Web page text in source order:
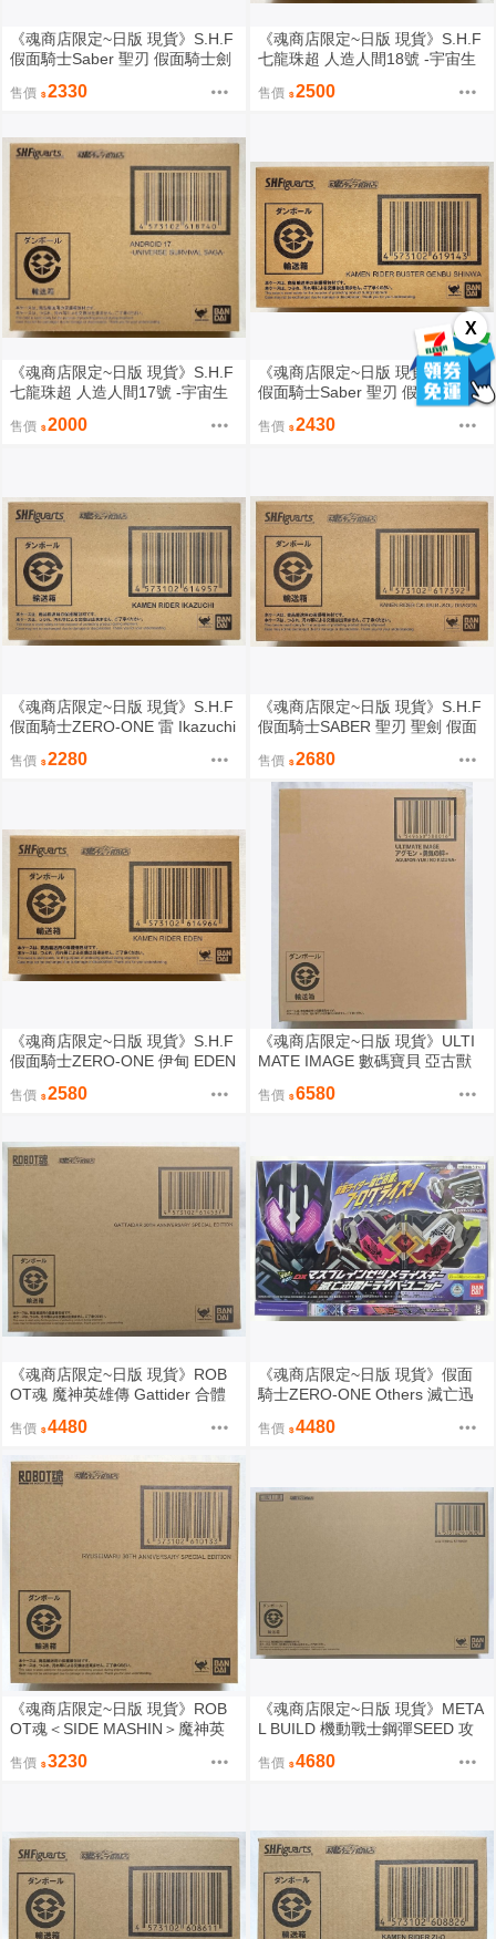
X
《魂商店限定~日版 現貨》S.H.F
假面騎士Saber 聖刃 假面騎士劍
飛忍者傳 SHF（全新未拆封）
售價 2330
《魂商店限定~日版 現貨》S.H.F
七龍珠超 人造人間18號 -宇宙生
售價 2500
《魂商店限定~日版 現貨》S.H.F
七龍珠超 人造人間17號 -宇宙生
售價 2000
《魂商店限定~日版 現貨》S.H.F
假面騎士Saber 聖刃 假面騎士Bu
ster 土之劍士 聖劍·土豪劍激土
玄武神話 SHF（全新未拆封）
售價 2430
《魂商店限定~日版 現貨》S.H.F
假面騎士ZERO-ONE 雷 Ikazuchi
售價 2280
《魂商店限定~日版 現貨》S.H.F
假面騎士SABER 聖刃 聖劍 假面
劍月闇 邪王魔龍 SHF（全新未拆
封）
售價 2680
《魂商店限定~日版 現貨》S.H.F
假面騎士ZERO-ONE 伊甸 EDEN
售價 2580
《魂商店限定~日版 現貨》ULTI
MATE IMAGE 數碼寶貝 亞古獸
種 附購入特典（全新未拆封）
售價 6580
《魂商店限定~日版 現貨》ROB
OT魂 魔神英雄傳 Gattider 合體
封）
售價 4480
《魂商店限定~日版 現貨》假面
騎士ZERO-ONE Others 滅亡迅
特典（全新未拆封）
售價 4480
《魂商店限定~日版 現貨》ROB
OT魂＜SIDE MASHIN＞魔神英
（全新未拆封）
售價 3230
《魂商店限定~日版 現貨》META
L BUILD 機動戰士鋼彈SEED 攻
件組（全新未拆封）
售價 4680